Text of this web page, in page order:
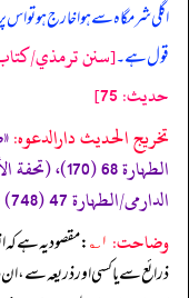
اگلی شرمگاہ سے ہوا خارج ہو تو اس
قول ہے۔[سنن ترمذي/كتاب
حدیث: 75]
تخریج الحدیث دارالدعوہ:
الدارمی/الطہارة 47 (748) (صحیح)»
وضاحت: ۱؎ : مقصود یہ ہے کہ
ذرائع سے یا کسی اور ذریعہ سے،